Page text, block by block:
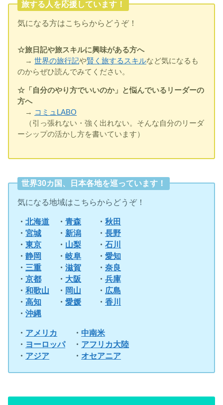
旅する人を応援しています！
気になる方はこちらからどうぞ！
☆旅日記や旅スキルに興味がある方へ
→世界の旅行記や賢く旅するスキルなど気になるも
のからぜひ読んでみてください。
☆「自分のやり方でいいのか」と悩んでいるリーダーの
方へ
→ コミュLABO
（引っ張れない・強く出れない。そんな自分のリーダ
ーシップの活かし方を書いています）
世界30カ国、日本各地を巡っています！
気になる地域はこちらからどうぞ！
・北海道 ・青森 ・秋田
・宮城 ・ 新潟 ・長野
・東京 ・ 山梨 ・石川
・静岡 ・岐阜 ・愛知
・ 三重 ・滋賀 ・奈良
・京都 ・ 大阪 ・兵庫
・和歌山 ・ 岡山 ・ 広島
・高知 ・愛媛 ・香川
・沖縄
・ アメリカ ・ 中南米
・ ヨーロッパ・ アフリカ大陸
・ アジア ・ オセアニア